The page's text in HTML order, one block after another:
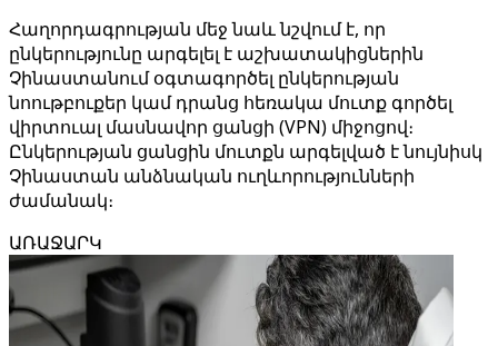
Հաղորդագրության մեջ նաև նշվում է, որ
ընկերությունը արգելել է աշխատակիցներին
Չինաստանում օգտագործել ընկերության
նոութբուքեր կամ դրանց հեռակա մուտք գործել
վիրտուալ մասնավոր ցանցի (VPN) միջոցով։
Ընկերության ցանցին մուտքն արգելված է նույնիսկ
Չինաստան անձնական ուղևորությունների
ժամանակ։
ԱՌԱՋԱՐԿ